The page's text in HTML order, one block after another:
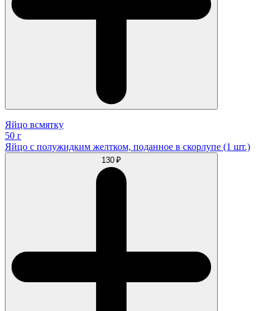
Яйцо всмятку
50 г
Яйцо с полужидким желтком, поданное в скорлупе (1 шт.)
130 ₽